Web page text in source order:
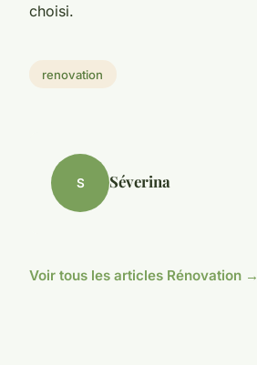
choisi.
renovation
S Séverina
Voir tous les articles Rénovation →